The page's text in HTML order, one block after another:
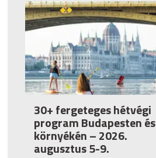
30+ fergeteges hétvégi
program Budapesten és
környékén – 2026.
augusztus 5-9.